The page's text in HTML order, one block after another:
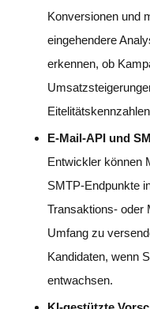
Konversionen und
eingehendere
erkennen, ob
E-Mail-API und
Entwickler können
SMTP-Endpunkte
Transaktions- oder
Umfang zu
Kandidaten, wenn
entwachsen.